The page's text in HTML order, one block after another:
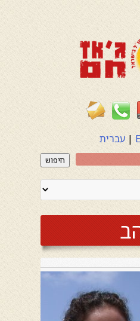
| עברית
חיפוש